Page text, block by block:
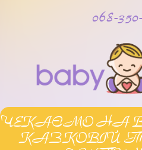
068-
ЧЕКАЄМО НА
КАЗКОВІЙ